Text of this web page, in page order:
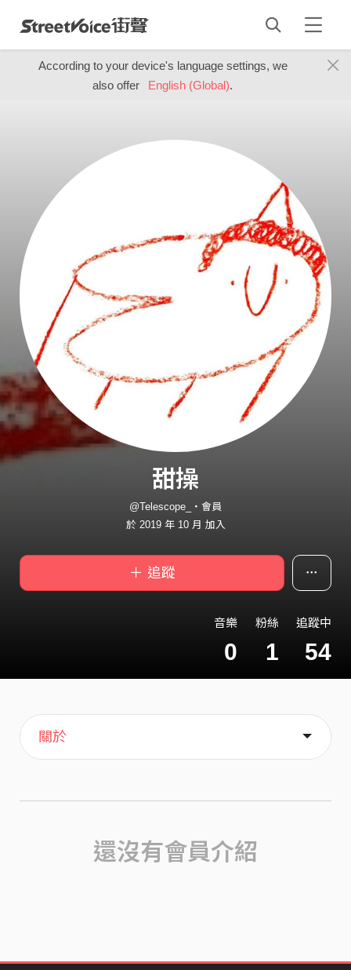
According to your device's language settings, we
also offer
English (Global).
甜操
@Telescope_・會員
於 2019 年 10 月 加入
＋ 追蹤
音樂
0
粉絲
1
追蹤中
54
主頁
歌單
喜歡
關於
還沒有會員介紹